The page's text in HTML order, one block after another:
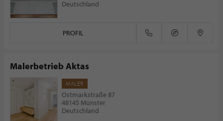
Deutschland
PROFIL
Malerbetrieb Aktas
MALER
Ostmarkstraße 87
48145 Münster
Deutschland